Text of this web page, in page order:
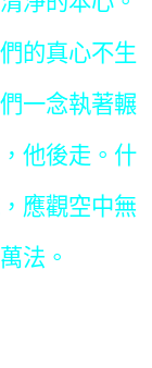
的真心不生
一念執著輾
他後走。什
應觀空中無
法。